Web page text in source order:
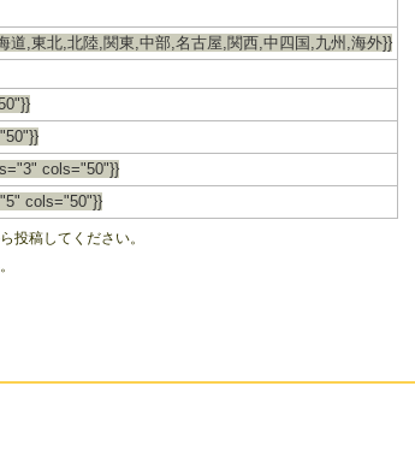
道,東北,北陸,関東,中部,名古屋,関西,中四国,九州,海外}}
cols="50"}}
cols="50"}}
投稿してください。